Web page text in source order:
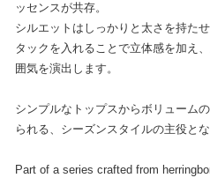
ッセンスが共存。
シルエットはしっかりと太さを持た
タックを入れることで立体感を加え
囲気を演出します。
シンプルなトップスからボリューム
られる、シーズンスタイルの主役とな
Part of a series crafted from